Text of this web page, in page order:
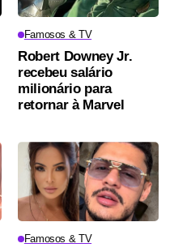
Famosos & TV
Robert Downey Jr.
recebeu salário
milionário para
retornar à Marvel
Famosos & TV